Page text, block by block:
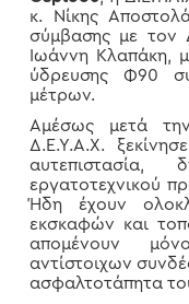
κ. Νίκης
σύμβασης με τον
Ιωάννη Κλαπάκη,
ύδρευσης Φ90
μέτρων.
Αμέσως μετά
Δ.Ε.Υ.Α.Χ.
εργατοτεχνικού
Ήδη έχουν
εκσκαφών και
απομένουν
αντίστοιχων
ασφαλτοτάπητα